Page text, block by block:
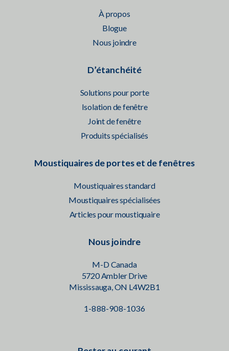
À propos
Blogue
Nous joindre
D’étanchéité
Solutions pour porte
Isolation de fenêtre
Joint de fenêtre
Produits spécialisés
Moustiquaires de portes et de fenêtres
Moustiquaires standard
Moustiquaires spécialisées
Articles pour moustiquaire
Nous joindre
M-D Canada
5720 Ambler Drive
Mississauga, ON L4W2B1
1-888-908-1036